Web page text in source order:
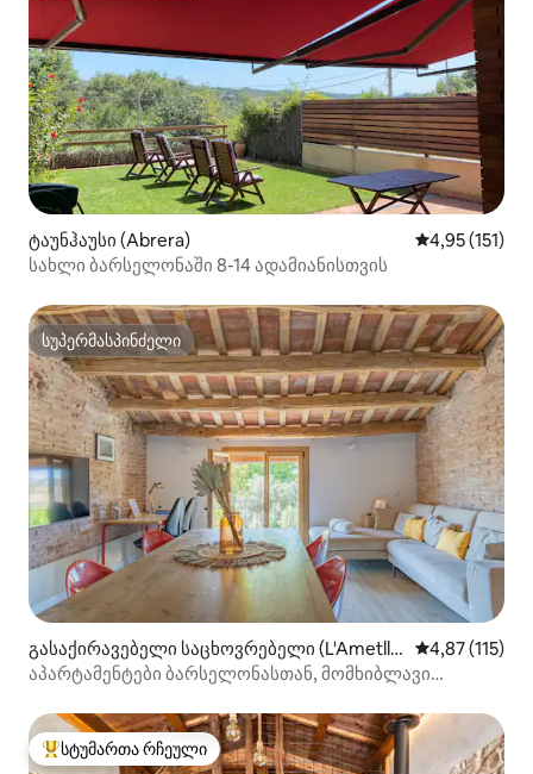
ტაუნჰაუსი (Abrera) საშუალო
4,95 (151)
სახლი ბარსელონაში 8-14 ადამიანისთვის
სუპერმასპინძელი
სუპერმასპინძელი
გასაქირავებელი საცხოვრებელი (L'Ametlla
del Vallès)
საშუალო
4,87 (115)
აპარტამენტები ბარსელონასთან, მომხიბლავი
სტუმართა რჩეული მოწინავე ვარიანტი
სტუმართა რჩეული